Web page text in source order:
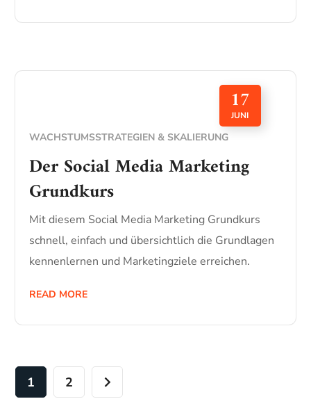
17
JUNI
WACHSTUMSSTRATEGIEN & SKALIERUNG
Der Social Media Marketing
Grundkurs
Mit diesem Social Media Marketing Grundkurs
schnell, einfach und übersichtlich die Grundlagen
kennenlernen und Marketingziele erreichen.
READ MORE
1 2